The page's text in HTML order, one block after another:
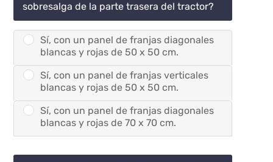
sobresalga de la parte trasera del tractor?
Sí, con un panel de franjas diagonales
blancas y rojas de 50 x 50 cm.
Sí, con un panel de franjas verticales
blancas y rojas de 50 x 50 cm.
Sí, con un panel de franjas diagonales
blancas y rojas de 70 x 70 cm.